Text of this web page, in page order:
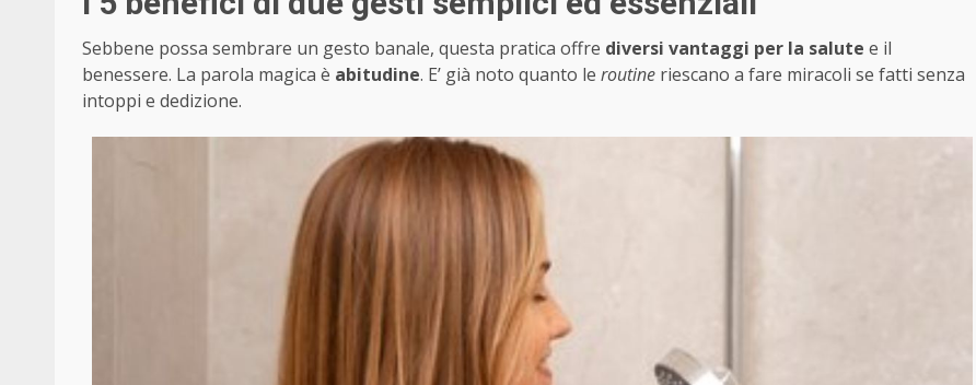
Sebbene possa sembrare un gesto banale, questa pratica offre diversi vantaggi per la salute e il
benessere. La parola magica è abitudine. E’ già noto quanto le routine riescano a fare miracoli se fatti senza
intoppi e dedizione.